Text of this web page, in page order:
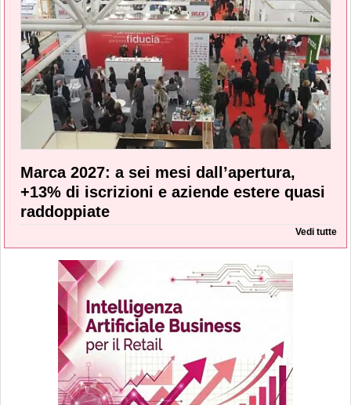
Marca 2027: a sei mesi dall’apertura,
+13% di iscrizioni e aziende estere quasi
raddoppiate
Vedi tutte